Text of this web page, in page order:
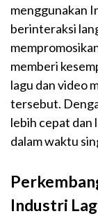
menggunakan
berinteraksi
memberi
lagu dan video
tersebut.
lebih cepat dan
dalam waktu
Industri